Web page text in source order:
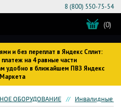
и без переплат в Яндекс Сплит:
на 4 равные части
удобно в ближайшем ПВЗ Яндекс
Маркета
8 (800) 550-75-54
(0)
ОБОРУДОВАНИЕ Инвалидные